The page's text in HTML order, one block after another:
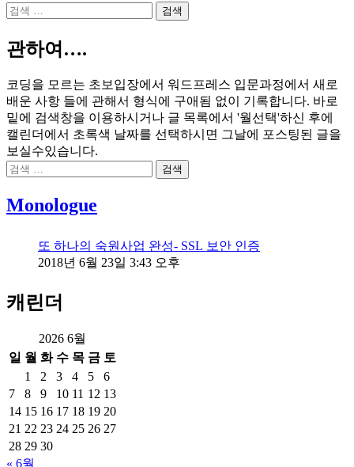
검
관하여….
코딩을 모르는 초보입장에서 워드프레스 입문과정에서 새로
배운 사항 들에 관해서 형식에 구애됨 없이 기록합니다. 바로
밑에 검색창을 이용하시거나 글 목록에서 '월선택'하신 후에
캘린더에서 초록색 날짜를 선택하시면 그날에 포스팅된 글을
보실수있습니다.
검
Monologue
또 하나의 숙원사업 완성- SSL 보안 인증
2018년 6월 23일 3:43 오후
캐린더
2026 6월
일 월 화 수 목 금 토
1
2 3 4 5
6
7
8 9 10 11 12 13
14 15 16 17 18 19 20
21 22 23 24 25 26 27
28 29 30
« 6월